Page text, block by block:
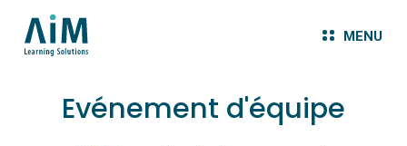
MENU
Evénement d'équipe